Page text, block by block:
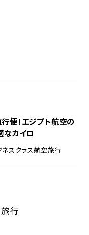
便！エジプト航空の
カイロ
ネスクラス航空旅行
行